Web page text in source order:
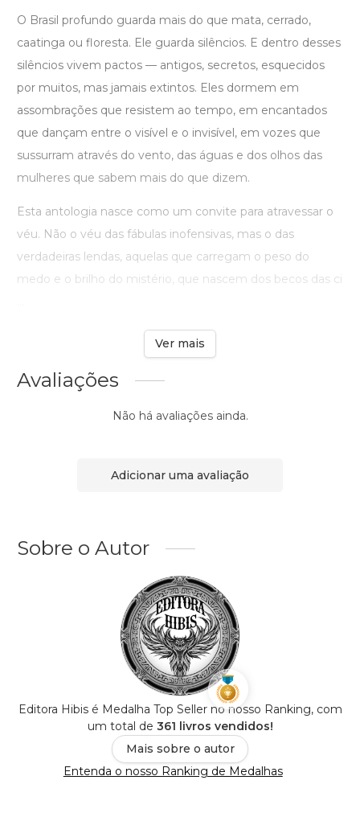
O Brasil profundo guarda mais do que mata, cerrado,
caatinga ou floresta. Ele guarda silêncios. E dentro desses
silêncios vivem pactos — antigos, secretos, esquecidos
por muitos, mas jamais extintos. Eles dormem em
assombrações que resistem ao tempo, em encantados
que dançam entre o visível e o invisível, em vozes que
sussurram através do vento, das águas e dos olhos das
mulheres que sabem mais do que dizem.
Esta antologia nasce como um convite para atravessar o
véu. Não o véu das fábulas inofensivas, mas o das
verdadeiras lendas, aquelas que carregam o peso do
medo e o brilho do mistério, que nascem dos becos das ci
Ver mais
Avaliações
Não há avaliações ainda.
Adicionar uma avaliação
Sobre o Autor
Editora Hibis é Medalha Top Seller no nosso Ranking, com
um total de 361 livros vendidos!
Mais sobre o autor
Entenda o nosso Ranking de Medalhas